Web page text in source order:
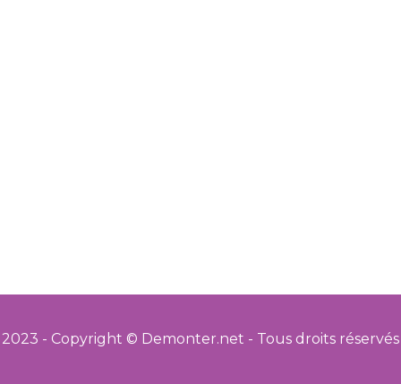
2023 - Copyright © Demonter.net - Tous droits réservés